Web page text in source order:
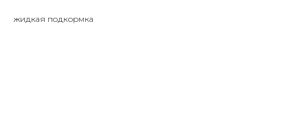
жидкая подкормка